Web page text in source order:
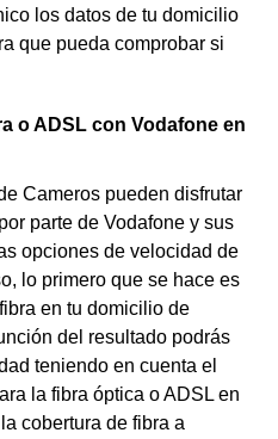
los datos de tu domicilio
que pueda comprobar si
o ADSL con Vodafone en
Cameros pueden disfrutar
parte de Vodafone y sus
opciones de velocidad de
lo primero que se hace es
en tu domicilio de
del resultado podrás
teniendo en cuenta el
la fibra óptica o ADSL en
cobertura de fibra a